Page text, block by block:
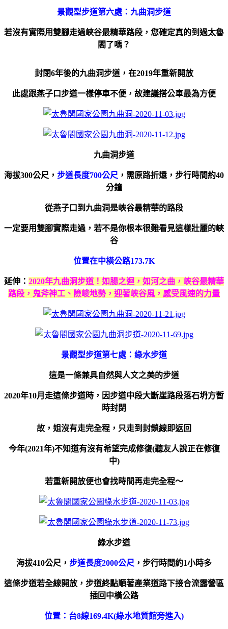
景觀型步道第六處：九曲洞步道
若沒有實際用雙腳走過峽谷最精華路段，您確定真的到過太魯
閣了嗎？
封閉6年後的九曲洞步道，在2019年重新開放
此處跟燕子口步道一樣停車不便，故建議搭公車最為方便
九曲洞步道
海拔300公尺， 步道長度700公尺 ，需原路折還，步行時間約40
分鐘
從燕子口到九曲洞是峽谷最精華的路段
一定要用雙腳實際走過， 若不是你根本很難看見這樣壯麗的峽
谷
位置在中橫公路173.7K
延伸： 2020年九曲洞步道！如腸之迴，如河之曲，峽谷最精華
路段，鬼斧神工、險峻地勢，迎著峽谷風，感受風速的力量
景觀型步道第七處：綠水步道
這是一條兼具自然與人文之美的步道
2020年10月走這條步道時，因步道中段大斷崖路段落石坍方暫
時封閉
故，姐沒有走完全程，只走到封鎖線即返回
今年(2021年)不知道有沒有希望完成修復(聽友人說正在修復
中)
若重新開放便也會找時間再走完全程～
綠水步道
海拔410公尺， 步道長度2000公尺 ，步行時間約1小時多
這條步道若全線開放，步道終點順著產業道路下接合流露營區
插回中橫公路
位置：台8線169.4K(綠水地質館旁進入)